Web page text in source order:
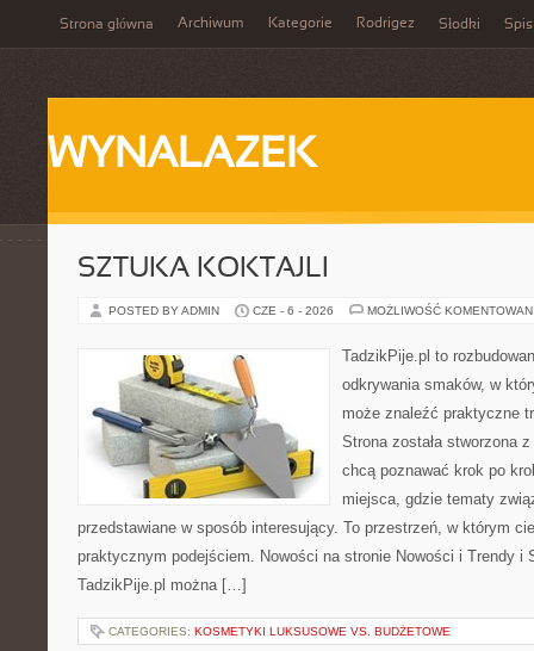
Strona główna Archiwum Kategorie Rodrigez Słodki Spis
WYNALAZEK
SZTUKA KOKTAJLI
POSTED BY ADMIN CZE - 6 - 2026 MOŻLIWOŚĆ
TadzikPije.pl to
odkrywania smaków, w
może znaleźć praktyczne
Strona została stworzona
chcą poznawać krok po
miejsca, gdzie tematy
przedstawiane w sposób interesujący. To przestrzeń, w którym
praktycznym podejściem. Nowości na stronie Nowości i Trendy i
TadzikPije.pl można […]
CATEGORIES: KOSMETYKI LUKSUSOWE VS. BUDŻETOWE